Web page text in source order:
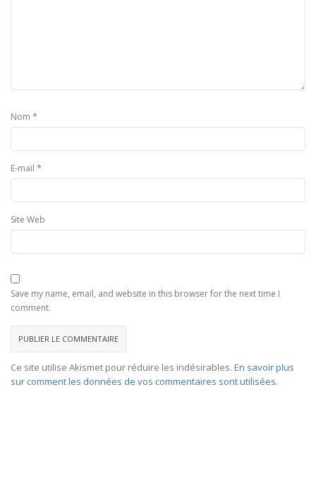
Nom *
E-mail *
Site Web
Save my name, email, and website in this browser for the next time I
comment.
Ce site utilise Akismet pour réduire les indésirables. En savoir plus
sur comment les données de vos commentaires sont utilisées.